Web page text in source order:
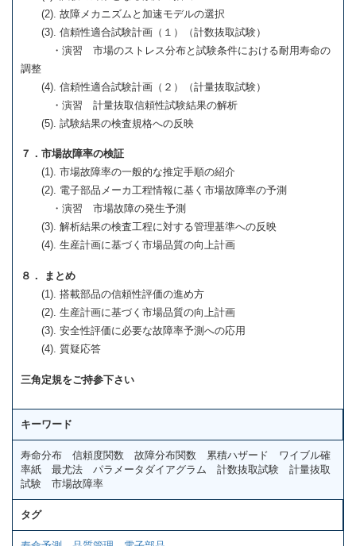
(2). 故障メカニズムと加速モデルの選択
(3). 信頼性適合試験計画（１）（計数抜取試験）
・演習 市場のストレス分布と試験条件における耐用寿命の
調整
(4). 信頼性適合試験計画（２）（計量抜取試験）
・演習 計量抜取信頼性試験結果の解析
(5). 試験結果の検査規格への反映
７．市場故障率の検証
(1). 市場故障率の一般的な推定手順の紹介
(2). 電子部品メーカ工程情報に基く市場故障率の予測
・演習 市場故障の発生予測
(3). 解析結果の検査工程に対する管理基準への反映
(4). 生産計画に基づく市場品質の向上計画
８． まとめ
(1). 搭載部品の信頼性評価の進め方
(2). 生産計画に基づく市場品質の向上計画
(3). 安全性評価に必要な故障率予測への応用
(4). 質疑応答
三角定規をご持参下さい
キーワード
寿命分布 信頼度関数 故障分布関数 累積ハザード ワイブル確
率紙 最尤法 パラメータダイアグラム 計数抜取試験 計量抜取
試験 市場故障率
タグ